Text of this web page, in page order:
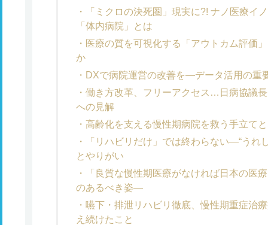
「ミクロの決死圏」現実に?! ナノ医療イ
「体内病院」とは
医療の質を可視化する「アウトカム評価
か
DXで病院運営の改善を―データ活用の重
働き方改革、フリーアクセス…日病協議
への見解
高齢化を支える慢性期病院を救う手立て
「リハビリだけ」では終わらない―“うれ
とやりがい
「良質な慢性期医療がなければ日本の医
のあるべき姿―
嚥下・排泄リハビリ徹底、慢性期重症治
え続けたこと